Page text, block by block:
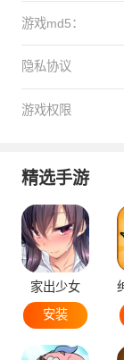
游戏md5：
隐私协议
游戏权限
精选手游
家出少女
安装